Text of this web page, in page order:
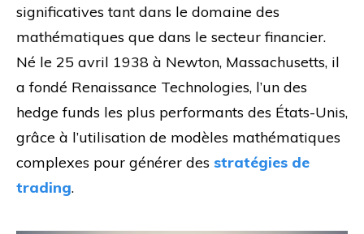
significatives tant dans le domaine des
mathématiques que dans le secteur financier.
Né le 25 avril 1938 à Newton, Massachusetts, il
a fondé Renaissance Technologies, l’un des
hedge funds les plus performants des États-Unis,
grâce à l’utilisation de modèles mathématiques
complexes pour générer des stratégies de
trading.